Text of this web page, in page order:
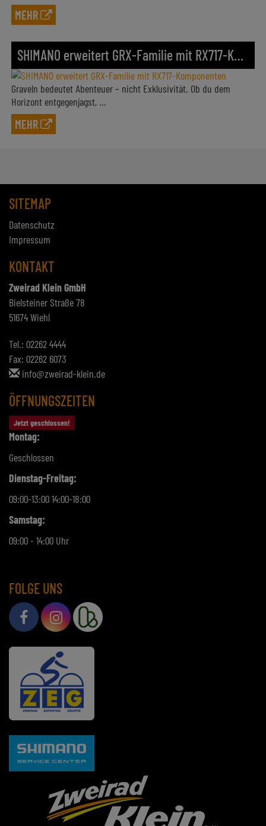
MEHR
SHIMANO erweitert GRX-Familie mit RX717-Komponenten
Graveln bedeutet Abenteuer – nicht Exklusivität. Ob du dem
Horizont entgegenjagst, ...
MEHR
SITEMAP
Datenschutz
Impressum
KONTAKT
Zweirad Klein GmbH
Bielsteiner Straße 78
51674 Wiehl
Tel.: 02262 4444
Fax: 02262 6073
info@zweirad-klein.de
ÖFFNUNGSZEITEN
Jetzt geschlossen!
Montag:
Geschlossen
Dienstag-Freitag:
09:00-13:00 14:00-18:00
Samstag:
09:00 - 14:00 Uhr
FOLGE UNS